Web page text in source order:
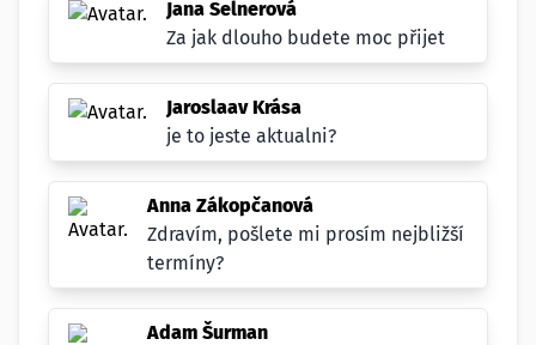
Jana Selnerová
Za jak dlouho budete moc přijet
Jaroslaav Krása
je to jeste aktualni?
Anna Zákopčanová
Zdravím, pošlete mi prosím nejbližší
termíny?
Adam Šurman